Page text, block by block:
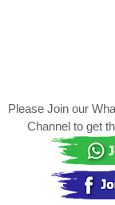
Please Join our
Channel to get